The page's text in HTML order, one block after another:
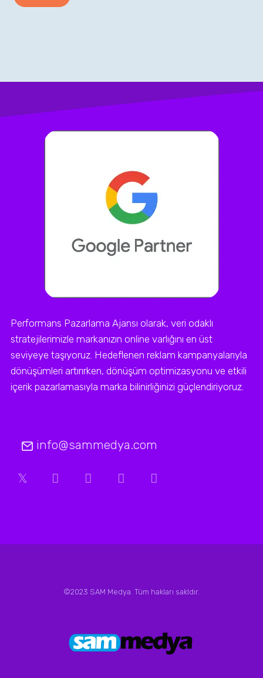
Performans Pazarlama Ajansı olarak, veri odaklı
stratejilerimizle markanızın online varlığını en üst
seviyeye taşıyoruz. Hedeflenen reklam kampanyalarıyla
dönüşümleri artırırken, dönüşüm optimizasyonu ve etkili
içerik pazarlamasıyla marka bilinirliğinizi güçlendiriyoruz.
info@sammedya.com
©2023 SAM Medya. Tüm hakları sakldır.